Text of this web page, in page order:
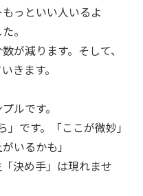
っといい人いるよ
。
が減ります。そして、
きます。
ルです。
」です。「ここが微妙」
いるかも」
決め手」は現れませ